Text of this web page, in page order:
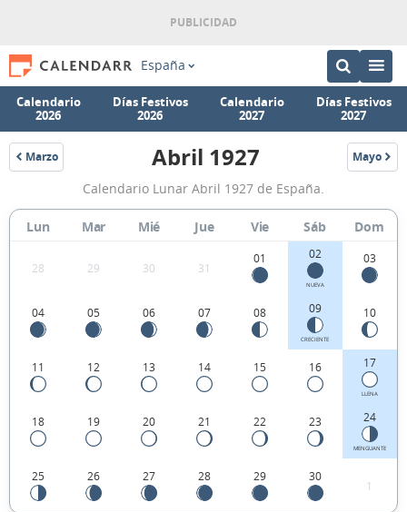
España
Calendario
2026
Días Festivos
2026
Calendario
2027
Días Festivos
2027
Marzo
1927
Calendario
Lunar
Abril
España.
Abril 1927 Mayo
1927
Calendario Lunar Abril 1927 de España.
Lun Mar Mié Jue Vie Sáb Dom
28 29 30 31
01 02
NUEVA
03
04 05 06 07 08 09
CRECIENTE
10
11 12 13 14 15 16 17
LLENA
18 19 20 21 22 23 24
MENGUANTE
25 26 27 28 29 30
1